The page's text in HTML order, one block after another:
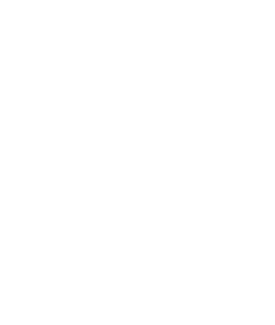
benefícios
do fígado, o que reduz
de absorção. Falaremos